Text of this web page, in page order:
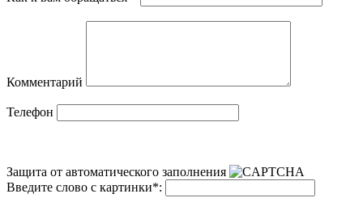
Комментарий
Телефон
Защита от автоматического заполнения
Введите слово с картинки*: